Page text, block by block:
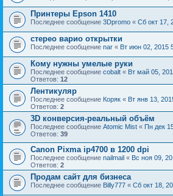
Принтеры Epson 1410
Последнее сообщение 3Dpromo « Сб окт 17,
стерео варио открытки
Последнее сообщение nar « Вт июн 02, 2015
Кому нужны умелые руки
Последнее сообщение cobalt « Вт май 05,
Ответов: 12
Лентикуляр
Последнее сообщение Коряк « Вт янв 13,
Ответов: 2
3D конверсия-реальный объём
Последнее сообщение Atomic Mist « Пн дек
Ответов: 39
Canon Pixma ip4700 в 1200 dpi
Последнее сообщение nailmail « Вс ноя 09,
Ответов: 2
Продам сайт для бизнеса
Последнее сообщение Billy777 « Сб окт 18,